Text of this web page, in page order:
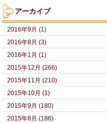
アーカイブ
2016年9月 (1)
2016年8月 (3)
2016年1月 (1)
2015年12月 (266)
2015年11月 (210)
2015年10月 (1)
2015年9月 (180)
2015年8月 (186)